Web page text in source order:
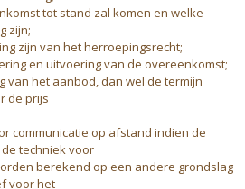
tot stand zal komen en welke
zijn;
zijn van het herroepingsrecht;
en uitvoering van de overeenkomst;
van het aanbod, dan wel de termijn
de prijs
communicatie op afstand indien de
techniek voor
berekend op een andere grondslag
voor het